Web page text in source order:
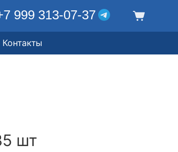
999 313-07-37
Контакты
шт